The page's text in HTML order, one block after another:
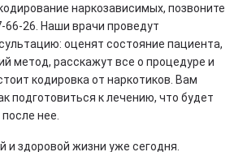
наркозависимых, позвоните
66-26. Наши врачи проведут
оценят состояние пациента,
метод, расскажут все о процедуре и
кодировка от наркотиков. Вам
подготовиться к лечению, что будет
нее.
и здоровой жизни уже сегодня.